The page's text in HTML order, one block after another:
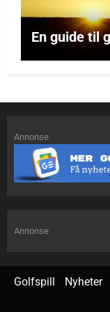
En guide til
Annonse
Annonse
Golfspill Nyheter